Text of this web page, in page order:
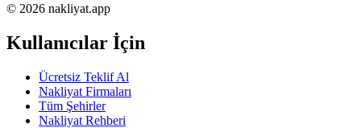
© 2026 nakliyat.app
Kullanıcılar İçin
Ücretsiz Teklif Al
Nakliyat Firmaları
Tüm Şehirler
Nakliyat Rehberi